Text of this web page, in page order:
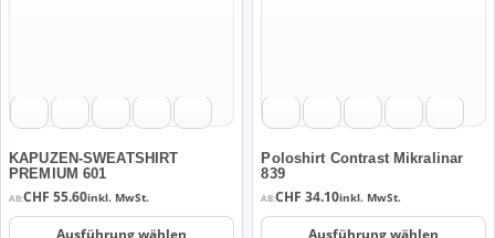
KAPUZEN-SWEATSHIRT
PREMIUM 601
AB:CHF 55.60inkl. MwSt.
Ausführung wählen
können
auf
der
Produktseite
gewählt
werden
Poloshirt Contrast Mikralinar
839
AB:CHF 34.10inkl. MwSt.
Ausführung wählen
können
auf
der
Produktseite
gewählt
werden